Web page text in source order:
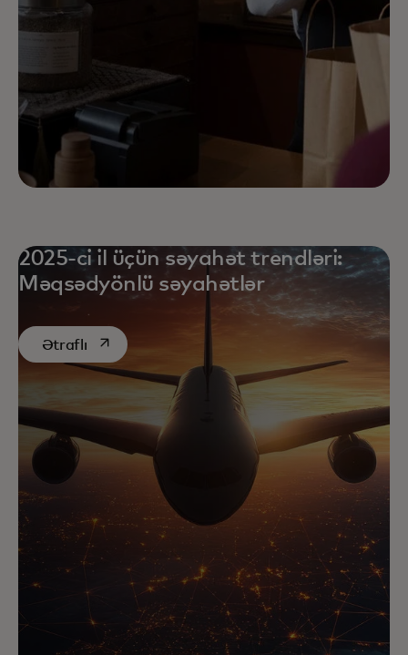
2025-ci il üçün səyahət trendləri:
Məqsədyönlü səyahətlər
Ətraflıopens in a new tab